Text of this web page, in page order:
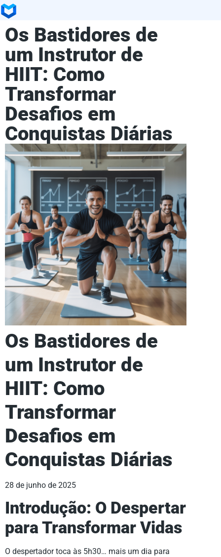
Os Bastidores de
um Instrutor de
HIIT: Como
Transformar
Desafios em
Conquistas Diárias
Os Bastidores de
um Instrutor de
HIIT: Como
Transformar
Desafios em
Conquistas Diárias
28 de junho de 2025
Introdução: O Despertar
para Transformar Vidas
O despertador toca às 5h30… mais um dia para